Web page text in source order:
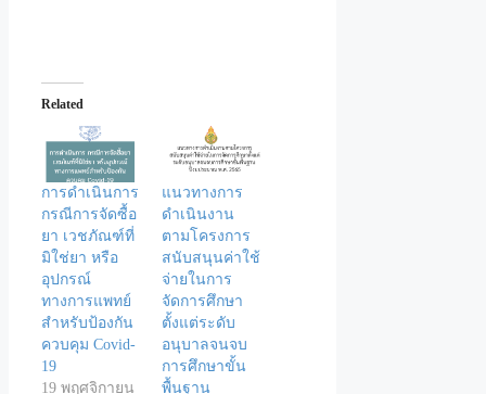
Related
การดำเนินการ
กรณีการจัดซื้อ
ยา เวชภัณฑ์ที่
มิใช่ยา หรือ
อุปกรณ์
ทางการแพทย์
สำหรับป้องกัน
ควบคุม Covid-
19
19 พฤศจิกายน
แนวทางการ
ดำเนินงาน
ตามโครงการ
สนับสนุนค่าใช้
จ่ายในการ
จัดการศึกษา
ตั้งแต่ระดับ
อนุบาลจนจบ
การศึกษาขั้น
พื้นฐาน